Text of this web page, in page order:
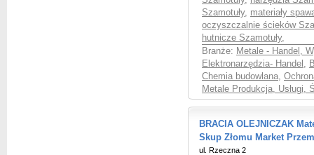
Szamotuły, materiały
oczyszczalnie ścieków
hutnicze Szamotuły,
Branże: Metale - Handel,
Elektronarzędzia- Handel ,
Chemia budowlana,
Metale Produkcja, Usługi,
BRACIA OLEJNICZAK
Skup Złomu Market
ul. Rzeczna 2